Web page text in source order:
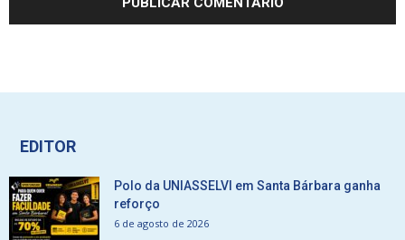
EDITOR
Polo da UNIASSELVI em Santa Bárbara ganha
reforço
6 de agosto de 2026